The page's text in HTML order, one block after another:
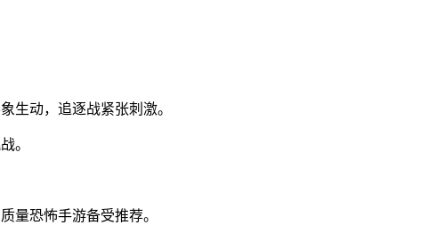
生动，追逐战紧张刺激。
。
量恐怖手游备受推荐。